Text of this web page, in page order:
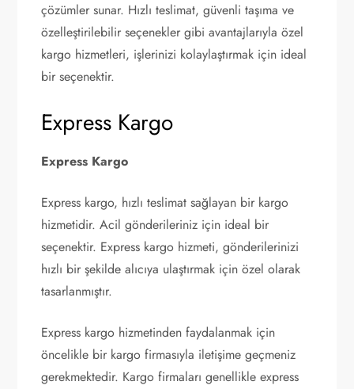
çözümler sunar. Hızlı teslimat, güvenli taşıma ve
özelleştirilebilir seçenekler gibi avantajlarıyla özel
kargo hizmetleri, işlerinizi kolaylaştırmak için ideal
bir seçenektir.
Express Kargo
Express Kargo
Express kargo, hızlı teslimat sağlayan bir kargo
hizmetidir. Acil gönderileriniz için ideal bir
seçenektir. Express kargo hizmeti, gönderilerinizi
hızlı bir şekilde alıcıya ulaştırmak için özel olarak
tasarlanmıştır.
Express kargo hizmetinden faydalanmak için
öncelikle bir kargo firmasıyla iletişime geçmeniz
gerekmektedir. Kargo firmaları genellikle express